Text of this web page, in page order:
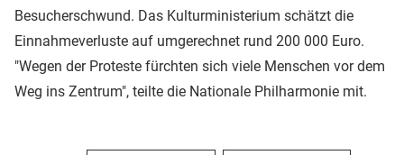
Besucherschwund. Das Kulturministerium schätzt die
Einnahmeverluste auf umgerechnet rund 200 000 Euro.
"Wegen der Proteste fürchten sich viele Menschen vor dem
Weg ins Zentrum", teilte die Nationale Philharmonie mit.